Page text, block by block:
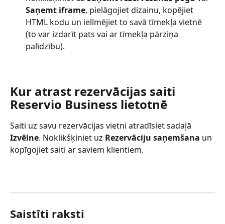
Saņemt iframe, pielāgojiet dizainu, kopējiet
HTML kodu un ielīmējiet to savā tīmekļa vietnē
(to var izdarīt pats vai ar tīmekļa pārziņa
palīdzību).
Kur atrast rezervācijas saiti
Reservio Business lietotnē
Saiti uz savu rezervācijas vietni atradīsiet sadaļā
Izvēlne. Noklikšķiniet uz Rezervāciju saņemšana un
kopīgojiet saiti ar saviem klientiem.
Saistīti raksti